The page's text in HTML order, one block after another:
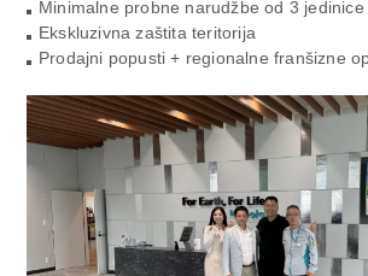
Minimalne probne narudžbe od 3 jedinice
Ekskluzivna zaštita teritorija
Prodajni popusti + regionalne franšizne